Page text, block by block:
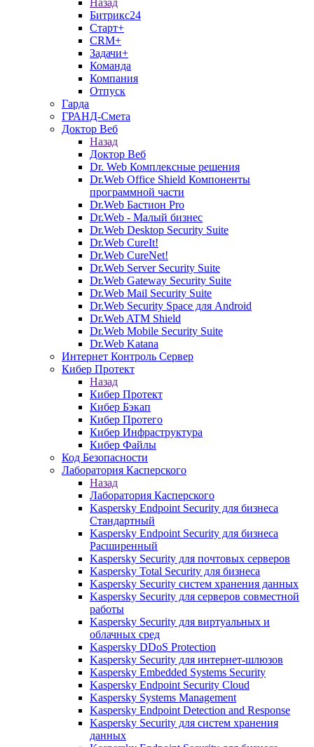
Назад
Битрикс24
Старт+
CRM+
Задачи+
Команда
Компания
Отпуск
Гарда
ГРАНД-Смета
Доктор Веб
Назад
Доктор Веб
Dr. Web Комплексные решения
Dr.Web Office Shield Компоненты
программной части
Dr.Web Бастион Pro
Dr.Web - Малый бизнес
Dr.Web Desktop Security Suite
Dr.Web CureIt!
Dr.Web CureNet!
Dr.Web Server Security Suite
Dr.Web Gateway Security Suite
Dr.Web Mail Security Suite
Dr.Web Security Space для Android
Dr.Web ATM Shield
Dr.Web Mobile Security Suite
Dr.Web Katana
Интернет Контроль Сервер
Кибер Протект
Назад
Кибер Протект
Кибер Бэкап
Кибер Протего
Кибер Инфраструктура
Кибер Файлы
Код Безопасности
Лаборатория Касперского
Назад
Лаборатория Касперского
Kaspersky Endpoint Security для бизнеса
Стандартный
Kaspersky Endpoint Security для бизнеса
Расширенный
Kaspersky Security для почтовых серверов
Kaspersky Total Security для бизнеса
Kaspersky Security систем хранения данных
Kaspersky Security для серверов совместной
работы
Kaspersky Security для виртуальных и
облачных сред
Kaspersky DDoS Protection
Kaspersky Security для интернет-шлюзов
Kaspersky Embedded Systems Security
Kaspersky Endpoint Security Cloud
Kaspersky Systems Management
Kaspersky Endpoint Detection and Response
Kaspersky Security для систем хранения
данных